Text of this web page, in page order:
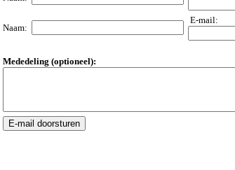
Naam:
E-mail:
Mededeling (optioneel):